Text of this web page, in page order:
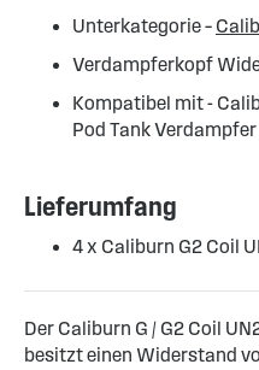
Unterkategorie –
Verdampferkopf
Kompatibel mit -
Pod Tank Verdampfer
Lieferumfang
4 x Caliburn G2 Coil
Der Caliburn G / G2 Coil
besitzt einen Widerstand